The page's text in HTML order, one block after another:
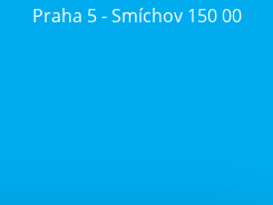
Praha 5 - Smíchov 150 00